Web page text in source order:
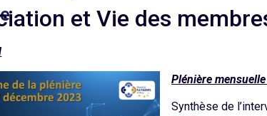
et Vie des
Plénière
Synthèse de